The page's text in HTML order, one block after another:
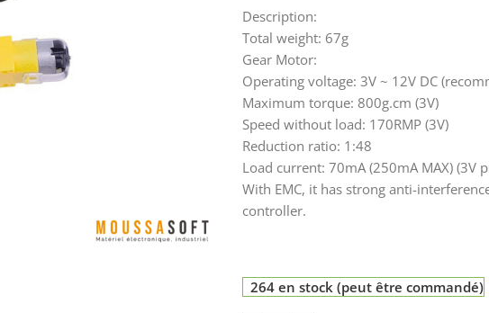
Description:
Total weight: 67g
Gear Motor:
Operating voltage: 3V ~ 12V DC
Maximum torque: 800g.cm (3V)
Speed without load: 170RMP (3V)
Reduction ratio: 1:48
Load current: 70mA (250mA MAX) (3V
With EMC, it has strong anti-
controller.
264 en stock (peut être commandé)